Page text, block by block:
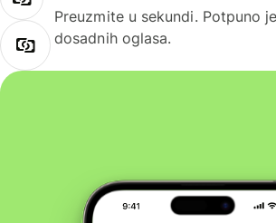
Preuzmite u sekundi. Potpuno
dosadnih oglasa.